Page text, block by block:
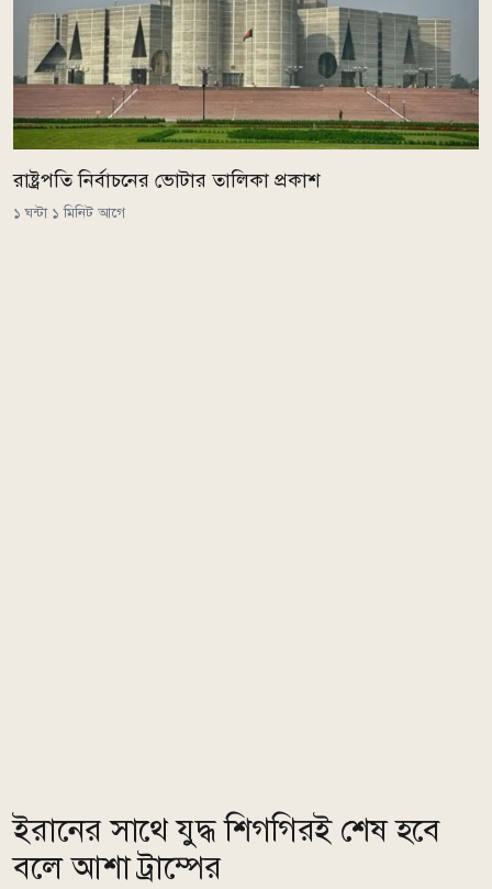
রাষ্ট্রপতি নির্বাচনের ভোটার তালিকা প্রকাশ
১ ঘন্টা ১ মিনিট আগে
ইরানের সাথে যুদ্ধ শিগগিরই শেষ হবে
বলে আশা ট্রাম্পের